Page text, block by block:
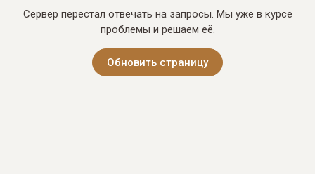
Сервер перестал отвечать на запросы. Мы уже в курсе
проблемы и решаем её.
Обновить страницу